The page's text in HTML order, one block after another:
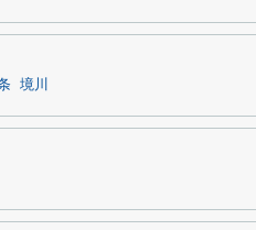
境川